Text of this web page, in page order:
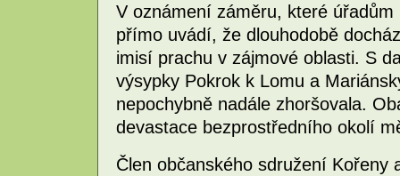
V oznámení záměru, které
přímo uvádí, že dlouhodobě
imisí prachu v zájmové oblasti. S
výsypky Pokrok k Lomu a
nepochybně nadále zhoršovala.
devastace bezprostředního okolí
Člen občanského sdružení Kořeny